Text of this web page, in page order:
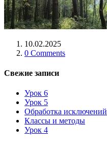
10.02.2025
0 Comments
Свежие записи
Урок 6
Урок 5
Обработка исключений
Классы и методы
Урок 4